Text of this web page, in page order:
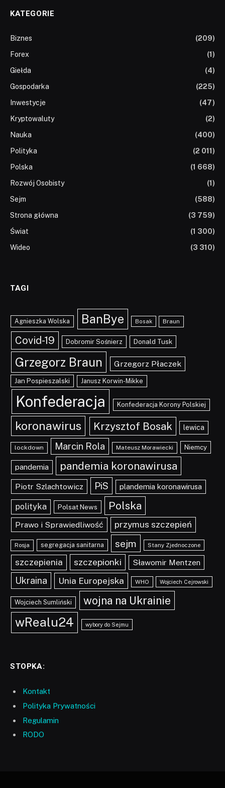
KATEGORIE
Biznes
(209)
Forex
(1)
Giełda
(4)
Gospodarka
(225)
Inwestycje
(47)
Kryptowaluty
(2)
Nauka
(400)
Polityka
(2 011)
Polska
(1 668)
Rozwój Osobisty
(1)
Sejm
(588)
Strona główna
(3 759)
Świat
(1 300)
Wideo
(3 310)
TAGI
Agnieszka Wolska BanBye Bosak Braun
Covid-19 Dobromir Sośnierz Donald Tusk
Grzegorz Braun Grzegorz Płaczek
Jan Pospieszalski Janusz Korwin-Mikke
Konfederacja Konfederacja Korony Polskiej
koronawirus Krzysztof Bosak lewica
lockdown Marcin Rola Mateusz Morawiecki Niemcy
pandemia pandemia koronawirusa
Piotr Szlachtowicz PiS plandemia koronawirusa
polityka Polsat News Polska
Prawo i Sprawiedliwość przymus szczepień
Rosja segregacja sanitarna sejm Stany Zjednoczone
szczepienia szczepionki Sławomir Mentzen
Ukraina Unia Europejska WHO Wojciech Cejrowski
Wojciech Sumliński wojna na Ukrainie
wRealu24 wybory do Sejmu
STOPKA:
Kontakt
Polityka Prywatności
Regulamin
RODO